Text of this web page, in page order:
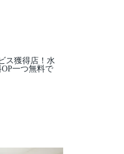
ス獲得店！水
一つ無料で